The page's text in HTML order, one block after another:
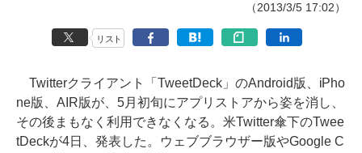
（2013/3/5 17:02）
リスト
Twitterクライアント「TweetDeck」のAndroid版、iPho
ne版、AIR版が、5月初旬にアプリストアから姿を消し、
その後まもなく利用できなくなる。米Twitter傘下のTwee
tDeckが4日、発表した。ウェブブラウザー版やGoogle C